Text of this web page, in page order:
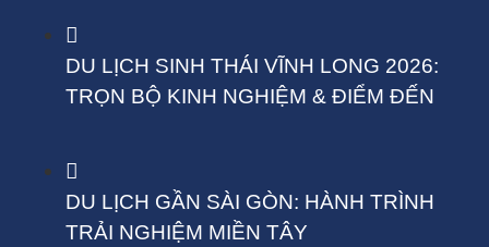
DU LỊCH SINH THÁI VĨNH LONG 2026:
TRỌN BỘ KINH NGHIỆM & ĐIỂM ĐẾN
DU LỊCH GẦN SÀI GÒN: HÀNH TRÌNH
TRẢI NGHIỆM MIỀN TÂY